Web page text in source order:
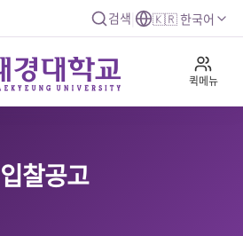
검색 🇰🇷 한국어
퀵메뉴
입찰공고